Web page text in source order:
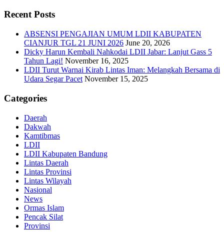
Recent Posts
ABSENSI PENGAJIAN UMUM LDII KABUPATEN
CIANJUR TGL 21 JUNI 2026 June 20, 2026
Dicky Harun Kembali Nahkodai LDII Jabar: Lanjut Gass 5
Tahun Lagi! November 16, 2025
LDII Turut Warnai Kirab Lintas Iman: Melangkah Bersama di
Udara Segar Pacet November 15, 2025
Categories
Daerah
Dakwah
Kamtibmas
LDII
LDII Kabupaten Bandung
Lintas Daerah
Lintas Provinsi
Lintas Wilayah
Nasional
News
Ormas Islam
Pencak Silat
Provinsi